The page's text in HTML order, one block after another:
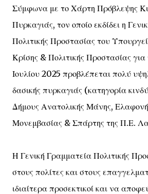
Σύμφωνα με το Χάρτη Πρόβλεψης
Πυρκαγιάς, τον οποίο εκδίδει η
Πολιτικής Προστασίας του
Κρίσης & Πολιτικής Προστασίας
Ιουλίου 2025 προβλέπεται πολύ
δασικής πυρκαγιάς (κατηγορία
Δήμους Ανατολικής Μάνης,
Μονεμβασίας & Σπάρτης της Π.Ε.
Η Γενική Γραμματεία Πολιτικής
στους πολίτες και στους
ιδιαίτερα προσεκτικοί και να